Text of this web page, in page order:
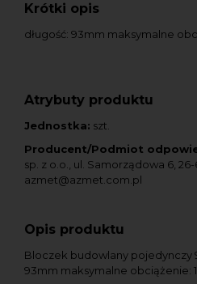
Krótki opis
długość: 93mm maksymalne
Atrybuty produktu
Jednostka: szt.
Producent/Podmiot
sp. z o.o., ul. Samorządowa 6,
azmet@azmet.com.pl
Opis produktu
Bloczek budowlany pojedynczy
93mm maksymalne obciążenie: